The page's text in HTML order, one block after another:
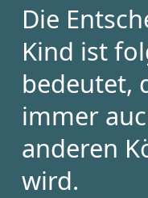
Die
Kind ist
bedeutet,
immer
anderen
wird.